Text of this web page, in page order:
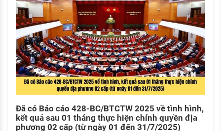
Đã có Báo cáo 428-BC/BTCTW 2025 về tình hình,
kết quả sau 01 tháng thực hiện chính quyền địa
phương 02 cấp (từ ngày 01 đến 31/7/2025)